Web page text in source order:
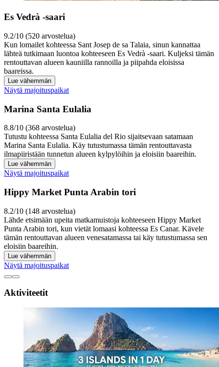
Es Vedrà -saari
9.2/10 (520 arvostelua)
Kun lomailet kohteessa Sant Josep de sa Talaia, sinun kannattaa
lähteä tutkimaan luontoa kohteeseen Es Vedrà -saari. Kuljeksi tämän
rentouttavan alueen kauniilla rannoilla ja piipahda eloisissa
baareissa.
Lue vähemmän
Näytä majoituspaikat
Marina Santa Eulalia
8.8/10 (368 arvostelua)
Tutustu kohteessa Santa Eulalia del Rio sijaitsevaan satamaan
Marina Santa Eulalia. Käy tutustumassa tämän rentouttavasta
ilmapiiristään tunnetun alueen kylpylöihin ja eloisiin baareihin.
Lue vähemmän
Näytä majoituspaikat
Hippy Market Punta Arabin tori
8.2/10 (148 arvostelua)
Lähde etsimään upeita matkamuistoja kohteeseen Hippy Market
Punta Arabin tori, kun vietät lomaasi kohteessa Es Canar. Kävele
tämän rentouttavan alueen venesatamassa tai käy tutustumassa sen
eloisiin baareihin.
Lue vähemmän
Näytä majoituspaikat
Aktiviteetit